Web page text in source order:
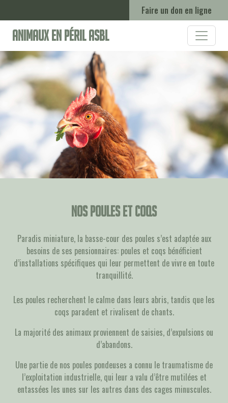
Faire un don en ligne
Animaux en Péril ASBL
Nos poules et coqs
Paradis miniature, la basse-cour des poules s’est adaptée aux
besoins de ses pensionnaires: poules et coqs bénéficient
d’installations spécifiques qui leur permettent de vivre en toute
tranquillité.
Les poules recherchent le calme dans leurs abris, tandis que les
coqs paradent et rivalisent de chants.
La majorité des animaux proviennent de saisies, d’expulsions ou
d’abandons.
Une partie de nos poules pondeuses a connu le traumatisme de
l’exploitation industrielle, qui leur a valu d’être mutilées et
entassées les unes sur les autres dans des cages minuscules.